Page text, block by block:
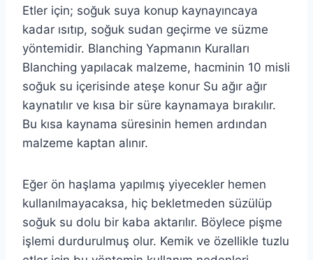
Etler için; soğuk suya konup kaynayıncaya
kadar ısıtıp, soğuk sudan geçirme ve süzme
yöntemidir. Blanching Yapmanın Kuralları
Blanching yapılacak malzeme, hacminin 10 misli
soğuk su içerisinde ateşe konur Su ağır ağır
kaynatılır ve kısa bir süre kaynamaya bırakılır.
Bu kısa kaynama süresinin hemen ardından
malzeme kaptan alınır.
Eğer ön haşlama yapılmış yiyecekler hemen
kullanılmayacaksa, hiç bekletmeden süzülüp
soğuk su dolu bir kaba aktarılır. Böylece pişme
işlemi durdurulmuş olur. Kemik ve özellikle tuzlu